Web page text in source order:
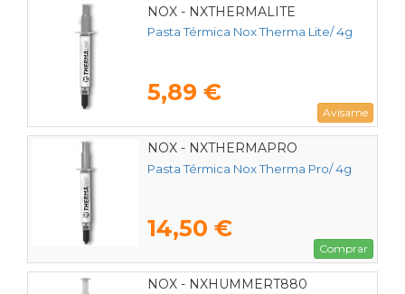
NOX - NXTHERMALITE
Pasta Térmica Nox Therma Lite/ 4g
5,89 €
Avísame
NOX - NXTHERMAPRO
Pasta Térmica Nox Therma Pro/ 4g
14,50 €
Comprar
NOX - NXHUMMERT880